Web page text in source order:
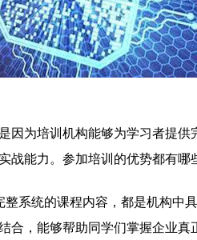
为培训机构能够为学习者提供
战能力。参加培训的优势都有哪
整系统的课程内容，都是机构中
，能够帮助同学们掌握企业真